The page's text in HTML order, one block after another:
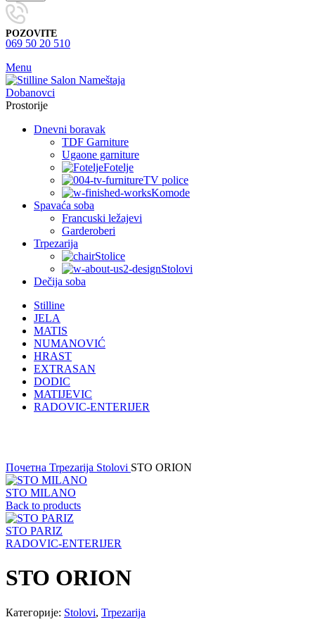
POZOVITE
069 50 20 510
Menu
Prostorije
Dnevni boravak
TDF Garniture
Ugaone garniture
Fotelje
TV police
Komode
Spavaća soba
Francuski ležajevi
Garderoberi
Trpezarija
Stolice
Stolovi
Dečija soba
Stilline
JELA
MATIS
NUMANOVIĆ
HRAST
EXTRASAN
DODIC
MATIJEVIC
RADOVIC-ENTERIJER
Почетна Trpezarija Stolovi STO ORION
STO MILANO
Back to products
STO PARIZ
RADOVIC-ENTERIJER
STO ORION
Категорије: Stolovi, Trpezarija